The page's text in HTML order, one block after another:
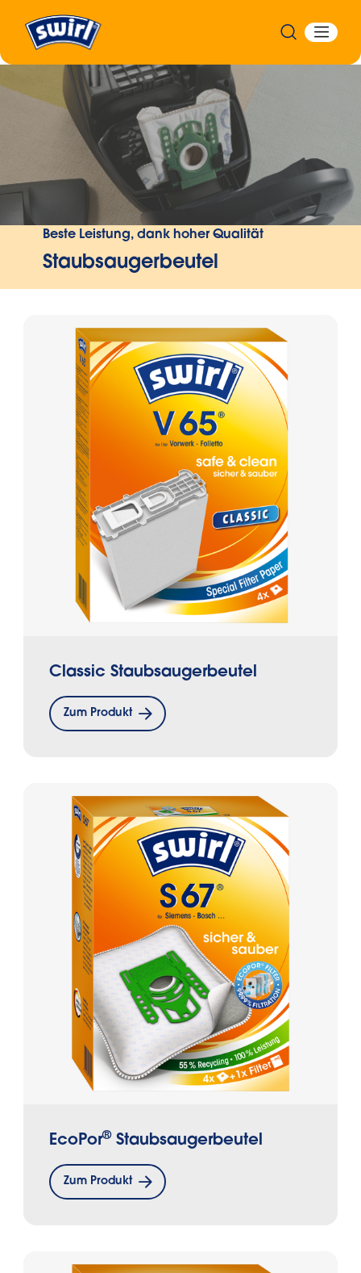
Zurück
Beste Leistung, dank hoher Qualität
Staubsaugerbeutel
Classic Staubsaugerbeutel
Zum Produkt
EcoPor® Staubsaugerbeutel
Zum Produkt